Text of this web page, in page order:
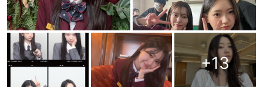
+13